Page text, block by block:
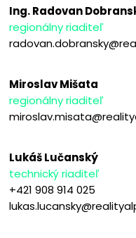
Ing. Radovan
regionálny riaditeľ
Miroslav Mišata
regionálny riaditeľ
Lukáš Lučanský
technický riaditeľ
+421 908 914 025